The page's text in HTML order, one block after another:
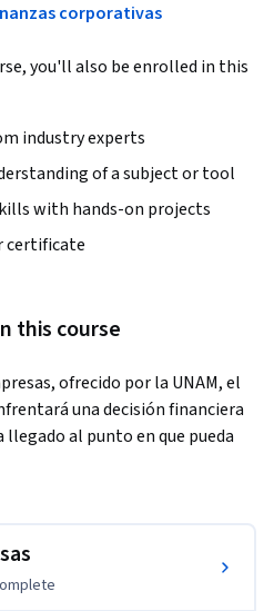
corporativas
you'll also be enrolled in this
industry experts
of a subject or tool
with hands-on projects
certificate
this course
ofrecido por la UNAM, el
una decisión financiera
llegado al punto en que pueda
financiero deberá
la empresa deberá valuar
termino a la empresa
modelos como Black and